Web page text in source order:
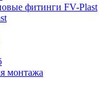
фитинги FV-Plast
монтажа